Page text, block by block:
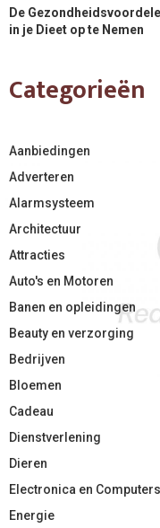
De
in je Dieet op te Nemen
Categorieën
Aanbiedingen
Adverteren
Alarmsysteem
Architectuur
Attracties
Auto's en Motoren
Banen en opleidingen
Beauty en verzorging
Bedrijven
Bloemen
Cadeau
Dienstverlening
Dieren
Electronica en Computers
Energie